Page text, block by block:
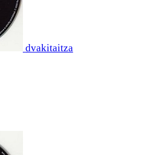
dvakitaitza